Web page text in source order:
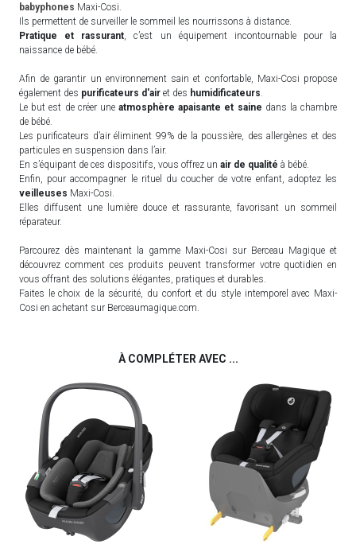
babyphones Maxi-Cosi.
Ils permettent de surveiller le sommeil les nourrissons à distance.
Pratique et rassurant, c’est un équipement incontournable pour la
naissance de bébé.
Afin de garantir un environnement sain et confortable, Maxi-Cosi propose
également des purificateurs d'air et des humidificateurs.
Le but est de créer une atmosphère apaisante et saine dans la chambre
de bébé.
Les purificateurs d’air éliminent 99% de la poussière, des allergènes et des
particules en suspension dans l’air.
En s’équipant de ces dispositifs, vous offrez un air de qualité à bébé.
Enfin, pour accompagner le rituel du coucher de votre enfant, adoptez les
veilleuses Maxi-Cosi.
Elles diffusent une lumière douce et rassurante, favorisant un sommeil
réparateur.
Parcourez dès maintenant la gamme Maxi-Cosi sur Berceau Magique et
découvrez comment ces produits peuvent transformer votre quotidien en
vous offrant des solutions élégantes, pratiques et durables.
Faites le choix de la sécurité, du confort et du style intemporel avec Maxi-
Cosi en achetant sur Berceaumagique.com.
À COMPLÉTER AVEC ...